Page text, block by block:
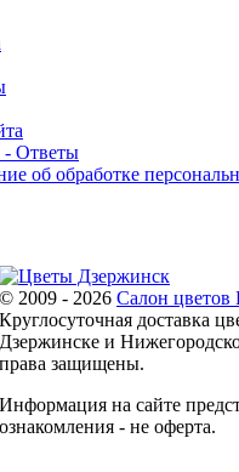
Ответы
об обработке
© 2009 - 2026 Салон цветов
Круглосуточная доставка
Дзержинске и
права защищены.
Информация на сайте
ознакомления - не оферта.